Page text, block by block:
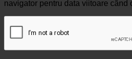
navigator pentru data viitoare când